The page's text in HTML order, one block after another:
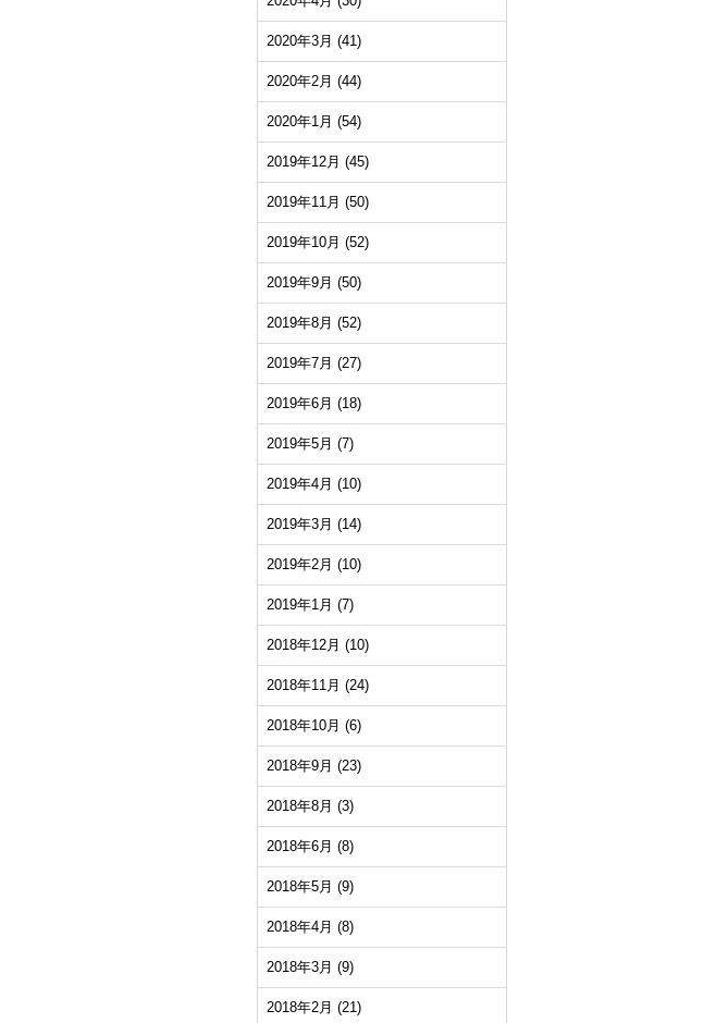
2020年3月 (41)
2020年2月 (44)
2020年1月 (54)
2019年12月 (45)
2019年11月 (50)
2019年10月 (52)
2019年9月 (50)
2019年8月 (52)
2019年7月 (27)
2019年6月 (18)
2019年5月 (7)
2019年4月 (10)
2019年3月 (14)
2019年2月 (10)
2019年1月 (7)
2018年12月 (10)
2018年11月 (24)
2018年10月 (6)
2018年9月 (23)
2018年8月 (3)
2018年6月 (8)
2018年5月 (9)
2018年4月 (8)
2018年3月 (9)
2018年2月 (21)